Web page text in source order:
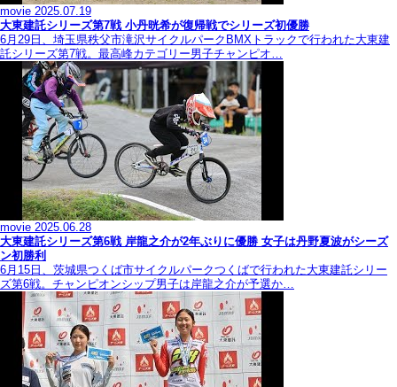
movie 2025.07.19
大東建託シリーズ第7戦 ⼩丹晄希が復帰戦でシリーズ初優勝
6月29日、埼玉県秩父市滝沢サイクルパークBMXトラックで行われた大東建
託シリーズ第7戦。最高峰カテゴリー男子チャンピオ…
movie 2025.06.28
大東建託シリーズ第6戦 岸龍之介が2年ぶりに優勝 女子は丹野夏波がシーズ
ン初勝利
6月15日、茨城県つくば市サイクルパークつくばで行われた大東建託シリー
ズ第6戦。チャンピオンシップ男子は岸龍之介が予選か…